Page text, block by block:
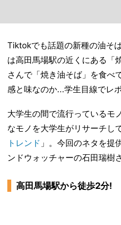
Tiktokでも話題の新種の油そ
は高田馬場駅の近くにある「
さんで「焼き油そば」を食べ
感と味なのか...学生目線でレ
大学生の間で流行っているモ
なモノを大学生がリサーチし
トレンド 」。今回のネタを提
ンドウォッチャーの石田瑞樹
高田馬場駅から徒歩2分!